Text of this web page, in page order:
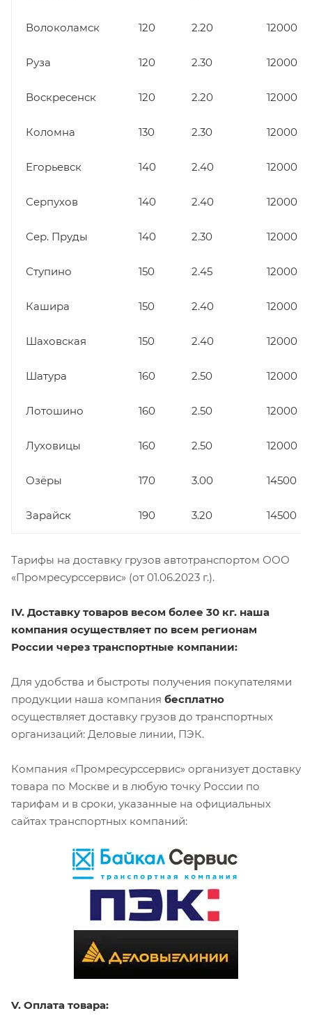
Волоколамск 120 2.20 12000
Руза 120 2.30 12000
Воскресенск 120 2.20 12000
Коломна 130 2.30 12000
Егорьевск 140 2.40 12000
Серпухов 140 2.40 12000
Сер. Пруды 140 2.30 12000
Ступино 150 2.45 12000
Кашира 150 2.40 12000
Шаховская 150 2.40 12000
Шатура 160 2.50 12000
Лотошино 160 2.50 12000
Луховицы 160 2.50 12000
Озёры 170 3.00 14500
Зарайск 190 3.20 14500
Тарифы на доставку грузов автотранспортом ООО
«Промресурссервис» (от 01.06.2023 г.).
IV. Доставку товаров весом более 30 кг. наша
компания осуществляет по всем регионам
России через транспортные компании:
Для удобства и быстроты получения покупателями
продукции наша компания бесплатно
осуществляет доставку грузов до транспортных
организаций: Деловые линии, ПЭК.
Компания «Промресурссервис» организует доставку
товара по Москве и в любую точку России по
тарифам и в сроки, указанные на официальных
сайтах транспортных компаний:
V. Оплата товара: